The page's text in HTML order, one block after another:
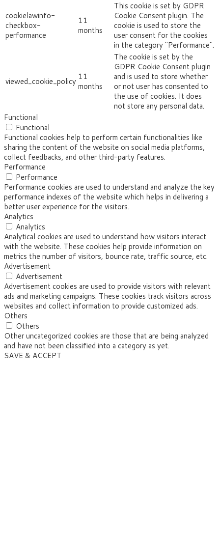
cookielawinfo-
checkbox-
performance
11
months
This cookie is set by GDPR
Cookie Consent plugin. The
cookie is used to store the
user consent for the cookies
in the category "Performance".
viewed_cookie_policy 11
months
The cookie is set by the
GDPR Cookie Consent plugin
and is used to store whether
or not user has consented to
the use of cookies. It does
not store any personal data.
Functional
Functional
Functional cookies help to perform certain functionalities like
sharing the content of the website on social media platforms,
collect feedbacks, and other third-party features.
Performance
Performance
Performance cookies are used to understand and analyze the key
performance indexes of the website which helps in delivering a
better user experience for the visitors.
Analytics
Analytics
Analytical cookies are used to understand how visitors interact
with the website. These cookies help provide information on
metrics the number of visitors, bounce rate, traffic source, etc.
Advertisement
Advertisement
Advertisement cookies are used to provide visitors with relevant
ads and marketing campaigns. These cookies track visitors across
websites and collect information to provide customized ads.
Others
Others
Other uncategorized cookies are those that are being analyzed
and have not been classified into a category as yet.
SAVE & ACCEPT